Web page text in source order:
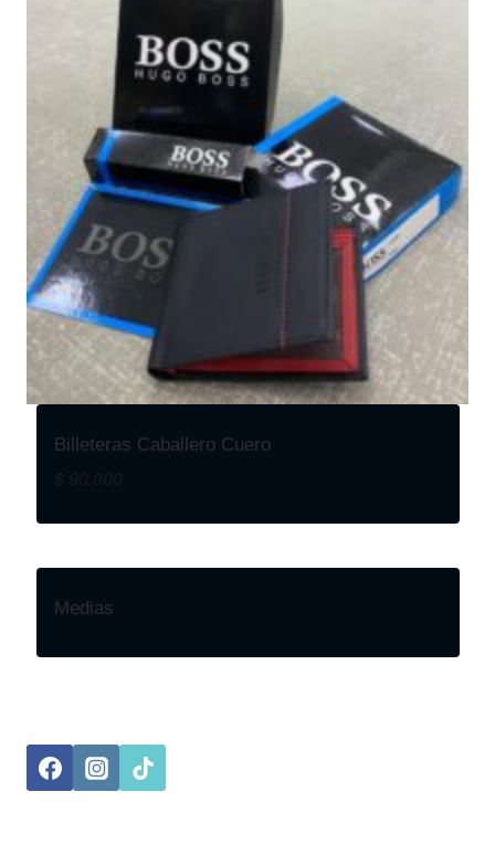
Billeteras Caballero Cuero
$ 90.000
Medias